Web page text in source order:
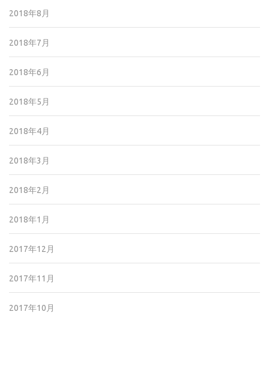
2018年8月
2018年7月
2018年6月
2018年5月
2018年4月
2018年3月
2018年2月
2018年1月
2017年12月
2017年11月
2017年10月